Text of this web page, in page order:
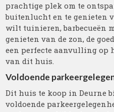
prachtige plek om te
buitenlucht en te genieten
wilt tuinieren, barbecueën
genieten van de zon, de
een perfecte aanvulling op
van dit huis.
Voldoende
Dit huis te koop in Deurne
voldoende